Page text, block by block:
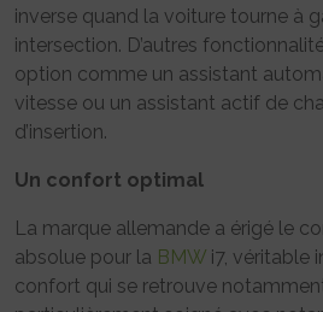
inverse quand la voiture tourne à
intersection. D’autres
option comme un assistant
vitesse ou un assistant actif de
d’insertion.
Un confort optimal
La marque allemande a érigé le
absolue pour la BMW i7, véritable
confort qui se retrouve